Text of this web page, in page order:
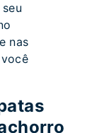
nas